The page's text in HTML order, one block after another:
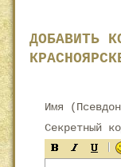
ДОБАВИТЬ
Имя
Секретный